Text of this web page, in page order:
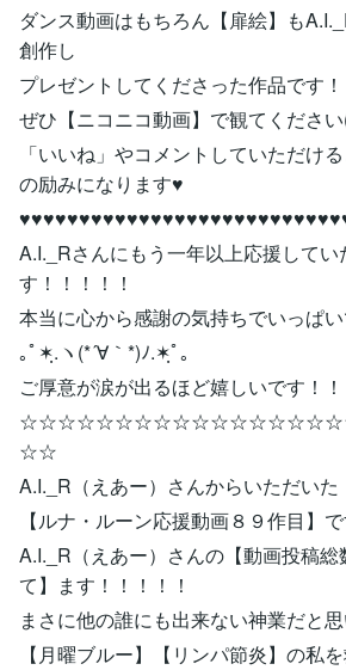
ダンス動画はもちろん【扉絵】も
創作し
プレゼントしてくださった作品です！
ぜひ【ニコニコ動画】で観てくださ
「いいね」やコメントしていただけ
の励みになります♥
A.I._Rさんにもう一年以上応援してい
す！！！！！
本当に心から感謝の気持ちでいっぱ
｡ﾟ✶ฺ.ヽ(*´∀｀*)ﾉ.✶ฺﾟ｡
ご厚意が涙が出るほど嬉しいです！
☆☆
A.I._R（えあー）さんからいただいた
【ルナ・ルーン応援動画８９作目】
A.I._R（えあー）さんの【動画投稿総
て】ます！！！！！
まさに他の誰にも出来ない神業だと
【月曜ブルー】【リンパ節炎】の私